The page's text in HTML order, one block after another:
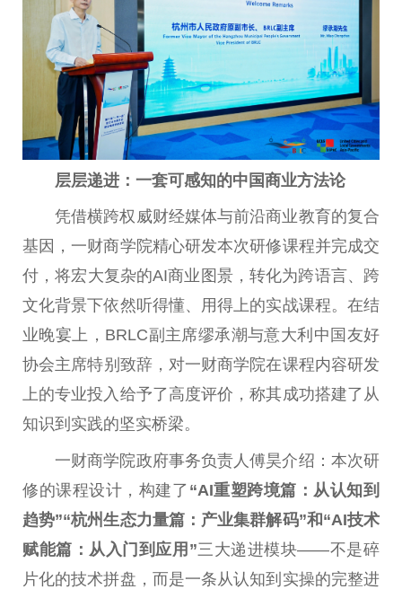
层层递进：一套可感知的中国商业方法论
凭借横跨权威财经媒体与前沿商业教育的复合
基因，一财商学院精心研发本次研修课程并完成交
付，将宏大复杂的AI商业图景，转化为跨语言、跨
文化背景下依然听得懂、用得上的实战课程。在结
业晚宴上，BRLC副 主席缪承潮与意大利 中国 友好
协会主席特别致辞，对一财商学院在课程内容研发
上的专业投入给予了高度评价，称其成功搭建了从
知识到实践的坚实桥梁。
一财商学院政府事务负责人傅昊介绍：本次研
修的课程设计，构建了 “AI重塑跨境篇：从认知到
趋势”“杭州生态力量篇：产业集群解码”和“AI技术
赋能篇：从入门到应用 ”三大递进模块——不是碎
片化的技术拼盘，而是一条从认知到实操的完整进